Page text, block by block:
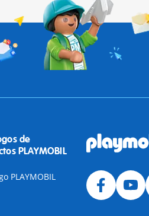
de
PLAYMOBIL
PLAYMOBIL